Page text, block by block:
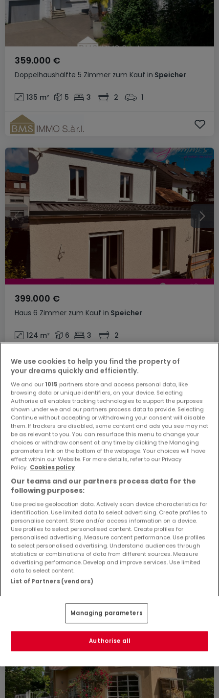
Doppelhaushälfte 5 Zimmer zum Kauf in Speicher
359.000 €
135 m² 5 3 2 1
Haus 6 Zimmer zum Kauf in Speicher
399.000 €
124 m² 6 3 2
Einfamilienhaus 4 Zimmer zur Miete in Speicher
8.000 €
2.323 m² 4
We use cookies to help you find the property of
your dreams quickly and efficiently.
We and our 1015 partners store and access personal data, like
browsing data or unique identifiers, on your device. Selecting
Authorise all enables tracking technologies to support the purposes
shown under we and our partners process data to provide. Selecting
Continue without accepting or withdrawing your consent will disable
them. If trackers are disabled, some content and ads you see may not
be as relevant to you. You can resurface this menu to change your
choices or withdraw consent at any time by clicking the Managing
parameters link on the bottom of the webpage. Your choices will have
effect within our Website. For more details, refer to our Privacy
Policy. Cookies policy
Our teams and our partners process data for the
following purposes:
Use precise geolocation data. Actively scan device characteristics for
identification. Use limited data to select advertising. Create profiles to
personalise content. Store and/or access information on a device.
Use profiles to select personalised content. Create profiles for
personalised advertising. Measure content performance. Use profiles
to select personalised advertising. Understand audiences through
statistics or combinations of data from different sources. Measure
advertising performance. Develop and improve services. Use limited
data to select content.
List of Partners (vendors)
Managing parameters
Authorise all